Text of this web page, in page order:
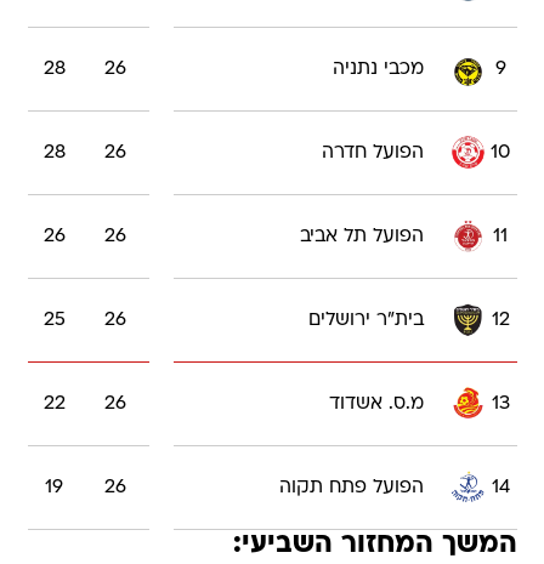
9 מכבי נתניה 26
28
10 הפועל חדרה 26
28
11 הפועל תל אביב 26
26
12 בית"ר ירושלים 26
25
13 מ.ס. אשדוד 26
22
14 הפועל פתח תקוה 26
19
המשך המחזור השביעי: